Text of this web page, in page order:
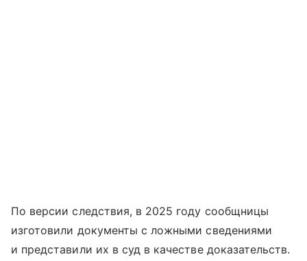
По версии следствия, в 2025 году сообщницы
изготовили документы с ложными сведениями
и представили их в суд в качестве доказательств.